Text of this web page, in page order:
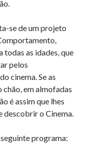
se de um projeto
todas as idades, que
pelos
cinema. Se as
em almofadas
é assim que lhes
descobrir o Cinema.
programa: